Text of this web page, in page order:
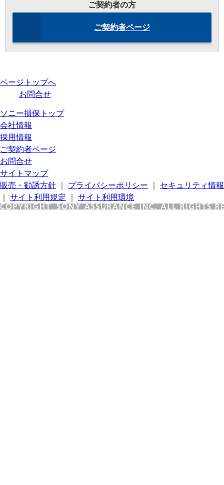
ご契約者の方
ご契約者ページ
ページトップへ
お問合せ
ソニー損保トップ
会社情報
採用情報
ご契約者ページ
お問合せ
サイトマップ
販売・勧誘方針
プライバシーポリシー
セキュリティ情報
サイト利用規定 サイト利用環境